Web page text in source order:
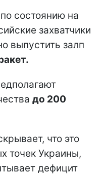
состоянию на
захватчики
выпустить залп
до 200
что это
точек Украины,
дефицит